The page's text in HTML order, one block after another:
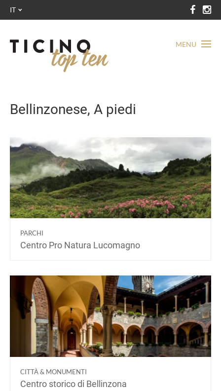
MENU
IT
Bellinzonese, A piedi
PARCHI
Centro Pro Natura Lucomagno
CITTÀ & MONUMENTI
Centro storico di Bellinzona